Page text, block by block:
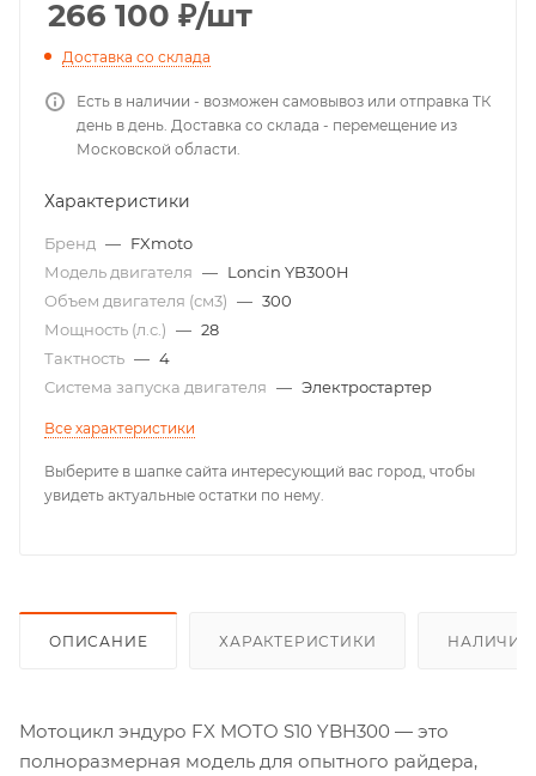
266 100 ₽/шт
Доставка со склада
Есть в наличии - возможен самовывоз или отправка ТК
день в день. Доставка со склада - перемещение из
Московской области.
Характеристики
Бренд — FXmoto
Модель двигателя — Loncin YB300H
Объем двигателя (см3) — 300
Мощность (л.с.) — 28
Тактность — 4
Система запуска двигателя — Электростартер
Все характеристики
Выберите в шапке сайта интересующий вас город, чтобы
увидеть актуальные остатки по нему.
ОПИСАНИЕ ХАРАКТЕРИСТИКИ НАЛИЧИЕ
Мотоцикл эндуро FX MOTO S10 YBH300 — это
полноразмерная модель для опытного райдера,